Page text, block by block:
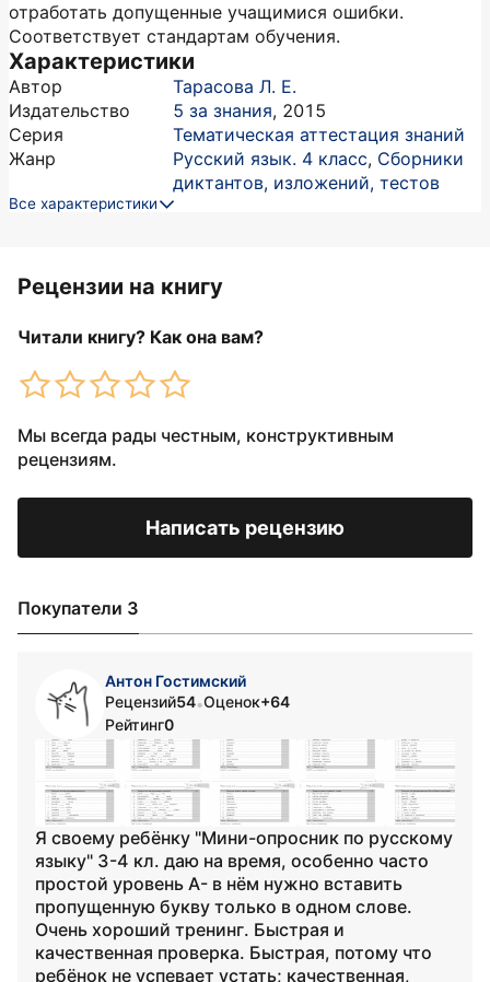
отработать допущенные учащимися ошибки.
Соответствует стандартам обучения.
Характеристики
Автор
Тарасова Л. Е.
Издательство
5 за знания, 2015
Серия
Тематическая аттестация знаний
Жанр
Русский язык. 4 класс, Сборники
диктантов, изложений, тестов
Все характеристики
Рецензии на книгу
Читали книгу? Как она вам?
Мы всегда рады честным, конструктивным
рецензиям.
Написать рецензию
Покупатели 3
Антон Гостимский
Рецензий54•Оценок+64
Рейтинг0
Я своему ребёнку "Мини-опросник по русскому
языку" 3-4 кл. даю на время, особенно часто
простой уровень А- в нём нужно вставить
пропущенную букву только в одном слове.
Очень хороший тренинг. Быстрая и
качественная проверка. Быстрая, потому что
ребёнок не успевает устать; качественная,